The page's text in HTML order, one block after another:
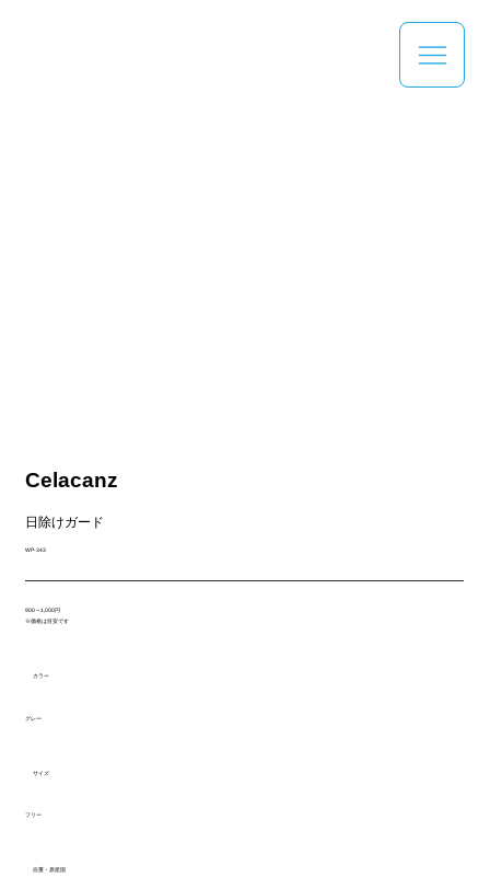
Celacanz
日除けガード
WP-343
900～1,000円
※価格は目安です
カラー
グレー
サイズ
フリー
自重・原産国